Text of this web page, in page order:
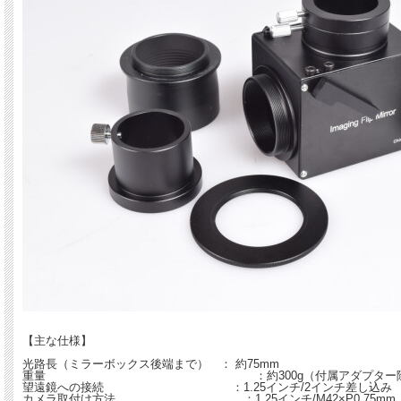
【主な仕様】
光路長（ミラーボックス後端まで） ： 約75mm
重量 ：約300g（付属アダプター除
望遠鏡への接続 ：1.25インチ/2インチ差し込み